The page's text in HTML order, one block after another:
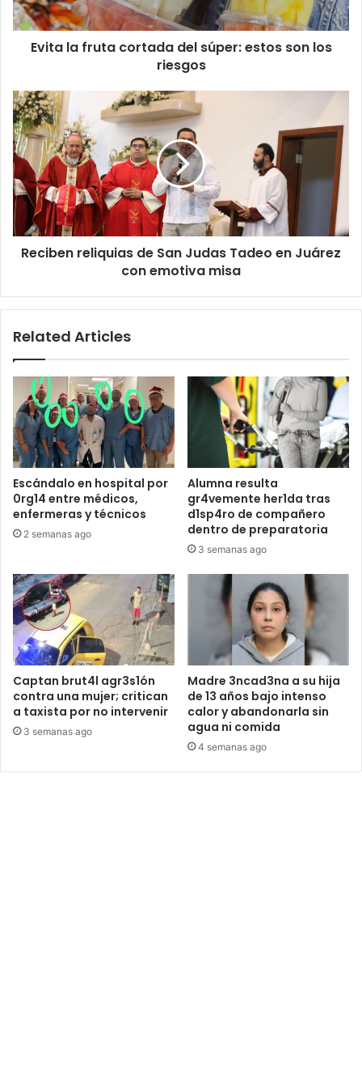
son
los
riesgos
Evita la fruta cortada del súper: estos son los
riesgos
Reciben
reliquias
de
San
Judas
Tadeo
en
Juárez
con
emotiva
Reciben reliquias de San Judas Tadeo en Juárez
con emotiva misa
Related Articles
Escándalo en hospital por
0rg14 entre médicos,
enfermeras y técnicos
2 semanas ago
Alumna resulta
gr4vemente her1da tras
d1sp4ro de compañero
dentro de preparatoria
3 semanas ago
Captan brut4l agr3s1ón
contra una mujer; critican
a taxista por no intervenir
3 semanas ago
Madre 3ncad3na a su hija
de 13 años bajo intenso
calor y abandonarla sin
agua ni comida
4 semanas ago